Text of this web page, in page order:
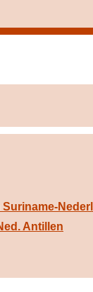
Antillen